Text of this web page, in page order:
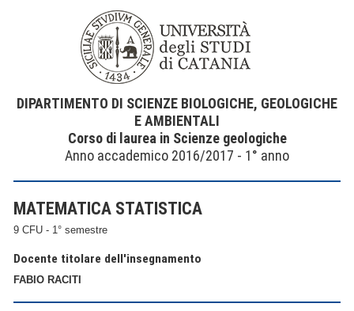
DIPARTIMENTO DI SCIENZE BIOLOGICHE, GEOLOGICHE
E AMBIENTALI
Corso di laurea in Scienze geologiche
Anno accademico 2016/2017 - 1° anno
MATEMATICA STATISTICA
9 CFU - 1° semestre
Docente titolare dell'insegnamento
FABIO RACITI